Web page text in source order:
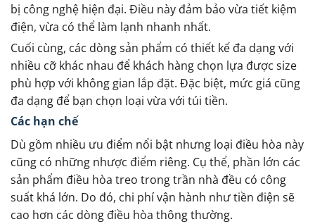
bị công nghệ hiện đại. Điều này đảm bảo vừa tiết kiệm
điện, vừa có thể làm lạnh nhanh nhất.
Cuối cùng, các dòng sản phẩm có thiết kế đa dạng với
nhiều cỡ khác nhau để khách hàng chọn lựa được size
phù hợp với không gian lắp đặt. Đặc biệt, mức giá cũng
đa dạng để bạn chọn loại vừa với túi tiền.
Các hạn chế
Dù gồm nhiều ưu điểm nổi bật nhưng loại điều hòa này
cũng có những nhược điểm riêng. Cụ thể, phần lớn các
sản phẩm điều hòa treo trong trần nhà đều có công
suất khá lớn. Do đó, chi phí vận hành như tiền điện sẽ
cao hơn các dòng điều hòa thông thường.